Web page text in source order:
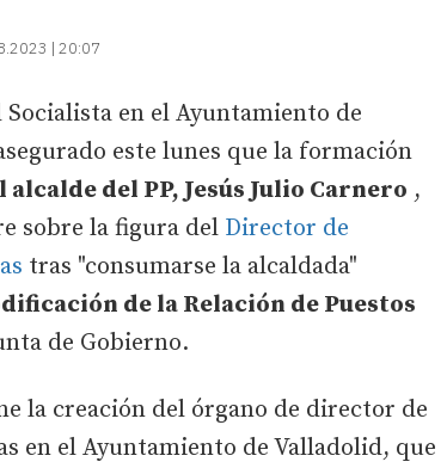
| 20:07
en el Ayuntamiento de
este lunes que la formación
del PP, Jesús Julio Carnero ,
sobre la figura del Director de
tras "consumarse la alcaldada"
de la Relación de Puestos
de Gobierno.
la creación del órgano de director de
en el Ayuntamiento de Valladolid, que